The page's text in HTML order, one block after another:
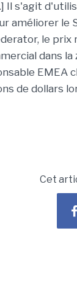
Il s'agit
améliorer le
le prix
dans la
EMEA
de dollars
Cet